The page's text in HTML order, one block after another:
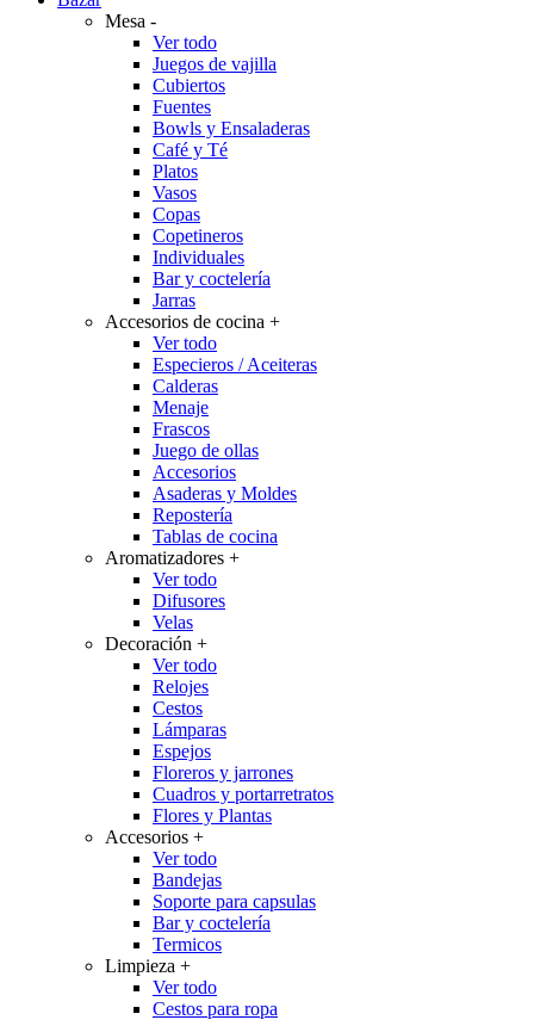
Mesa -
Ver todo
Juegos de vajilla
Cubiertos
Fuentes
Bowls y Ensaladeras
Café y Té
Platos
Vasos
Copas
Copetineros
Individuales
Bar y coctelería
Jarras
Accesorios de cocina +
Ver todo
Especieros / Aceiteras
Calderas
Menaje
Frascos
Juego de ollas
Accesorios
Asaderas y Moldes
Repostería
Tablas de cocina
Aromatizadores +
Ver todo
Difusores
Velas
Decoración +
Ver todo
Relojes
Cestos
Lámparas
Espejos
Floreros y jarrones
Cuadros y portarretratos
Flores y Plantas
Accesorios +
Ver todo
Bandejas
Soporte para capsulas
Bar y coctelería
Termicos
Limpieza +
Ver todo
Cestos para ropa